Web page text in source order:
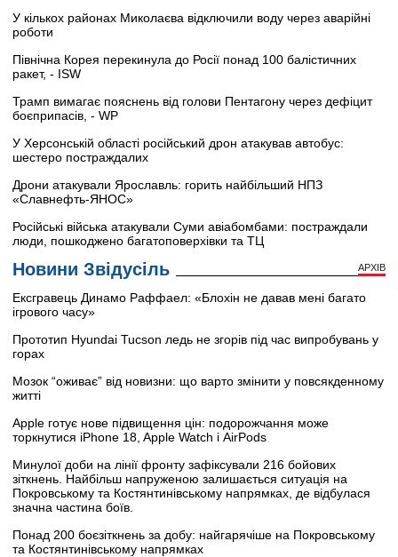
У кількох районах Миколаєва відключили воду через аварійні
роботи
Північна Корея перекинула до Росії понад 100 балістичних
ракет, - ISW
Трамп вимагає пояснень від голови Пентагону через дефіцит
боєприпасів, - WP
У Херсонській області російський дрон атакував автобус:
шестеро постраждалих
Дрони атакували Ярославль: горить найбільший НПЗ
«Славнефть-ЯНОС»
Російські війська атакували Суми авіабомбами: постраждали
люди, пошкоджено багатоповерхівки та ТЦ
Новини Звідусіль АРХІВ
Ексгравець Динамо Раффаел: «Блохін не давав мені багато
ігрового часу»
Прототип Hyundai Tucson ледь не згорів під час випробувань у
горах
Мозок “оживає” від новизни: що варто змінити у повсякденному
житті
Apple готує нове підвищення цін: подорожчання може
торкнутися iPhone 18, Apple Watch і AirPods
Минулої доби на лінії фронту зафіксували 216 бойових
зіткнень. Найбільш напруженою залишається ситуація на
Покровському та Костянтинівському напрямках, де відбулася
значна частина боїв.
Понад 200 боєзіткнень за добу: найгарячіше на Покровському
та Костянтинівському напрямках